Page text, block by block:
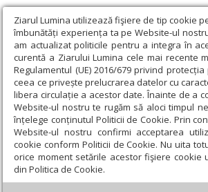
Ziarul Lumina utilizează fişiere de tip cookie
îmbunătăți experiența ta pe Website-ul
am actualizat politicile pentru a integra în
curentă a Ziarului Lumina cele mai recente
Regulamentul (UE) 2016/679 privind
ceea ce privește prelucrarea datelor cu
libera circulație a acestor date. Înainte de a
Website-ul nostru te rugăm să aloci timpul
înțelege conținutul Politicii de Cookie. Prin
Website-ul nostru confirmi acceptarea
cookie conform Politicii de Cookie. Nu uita
orice moment setările acestor fişiere cookie
din Politica de Cookie.
Ziarul Lumina › Actualitate religioasă › Știri ›
Împăraţi Constantin şi Elena
Hramul Sfinţilor Împăraţi
Elena